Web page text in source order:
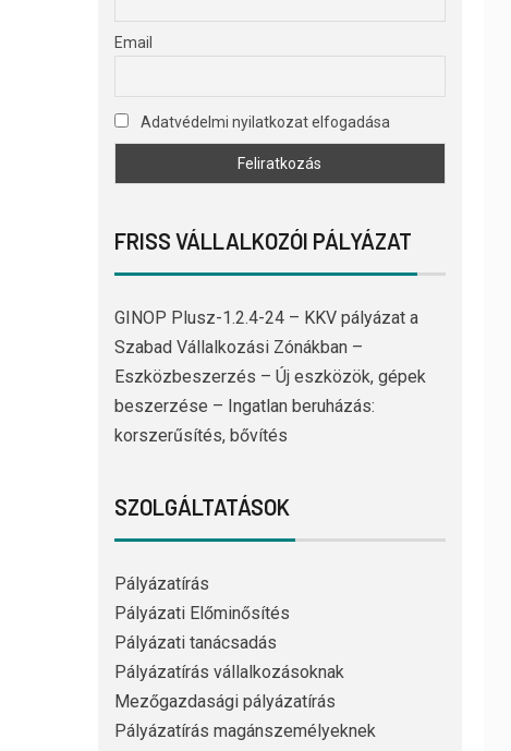
Email
Adatvédelmi nyilatkozat elfogadása
FRISS VÁLLALKOZÓI PÁLYÁZAT
GINOP Plusz-1.2.4-24 – KKV pályázat a
Szabad Vállalkozási Zónákban –
Eszközbeszerzés – Új eszközök, gépek
beszerzése – Ingatlan beruházás:
korszerűsítés, bővítés
SZOLGÁLTATÁSOK
Pályázatírás
Pályázati Előminősítés
Pályázati tanácsadás
Pályázatírás vállalkozásoknak
Mezőgazdasági pályázatírás
Pályázatírás magánszemélyeknek